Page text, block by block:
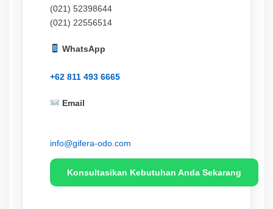
(021) 52398644
(021) 22556514
WhatsApp
+62 811 493 6665
Email
info@gifera-odo.com
Konsultasikan Kebutuhan Anda Sekarang